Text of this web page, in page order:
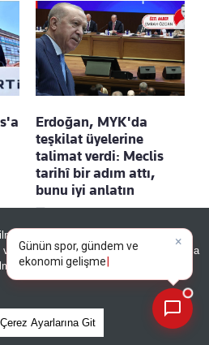
adına sitemizde
KVKK ve GDPR kapsamında
içinAydınlatma Metnimizi
Çerez Ayarlarına Git
Erdoğan, MYK'da
teşkilat üyelerine
talimat verdi: Meclis
tarihî bir adım attı,
bunu iyi anlatın
×
Günün spor, gündem ve
ekonomi gelişmelerini analiz
edin!|